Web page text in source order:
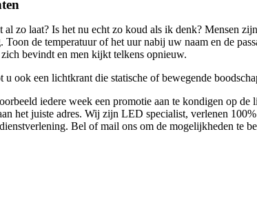
al zo laat? Is het nu echt zo koud als ik denk? Mensen
Toon de temperatuur of het uur nabij uw naam en de
bevindt en men kijkt telkens opnieuw.
u ook een lichtkrant die statische of bewegende
iedere week een promotie aan te kondigen op de
het juiste adres. Wij zijn LED specialist, verlenen
Bel of mail ons om de mogelijkheden te